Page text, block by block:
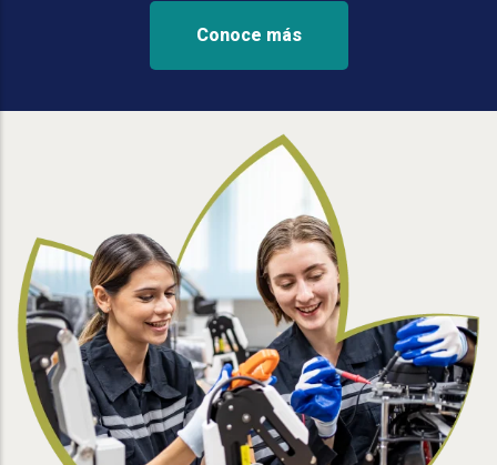
Conoce más